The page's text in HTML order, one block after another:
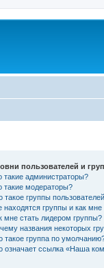
пользователей и
такие администраторы?
такие модераторы?
такое группы
находятся группы и как
мне стать лидером группы?
названия некоторых
такое группа по
означает ссылка «Наша